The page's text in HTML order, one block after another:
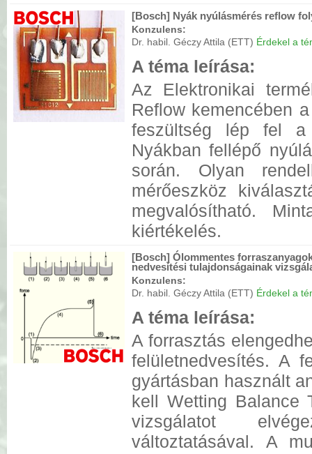
[Bosch] Nyák nyúlásmérés reflow
Konzulens:
Dr. habil. Géczy Attila (ETT) Érdekel a
A téma leírása:
Az Elektronikai
Reflow kemencében
feszültség lép fel
Nyákban fellépő
során. Olyan
mérőeszköz
megvalósítható.
kiértékelés.
[Bosch] Ólommentes
nedvesítési tulajdonságainak
Konzulens:
Dr. habil. Géczy Attila (ETT) Érdekel a
A téma leírása:
A forrasztás
felületnedvesítés. A
gyártásban használt
kell Wetting Balance
vizsgálatot
változtatásával. A